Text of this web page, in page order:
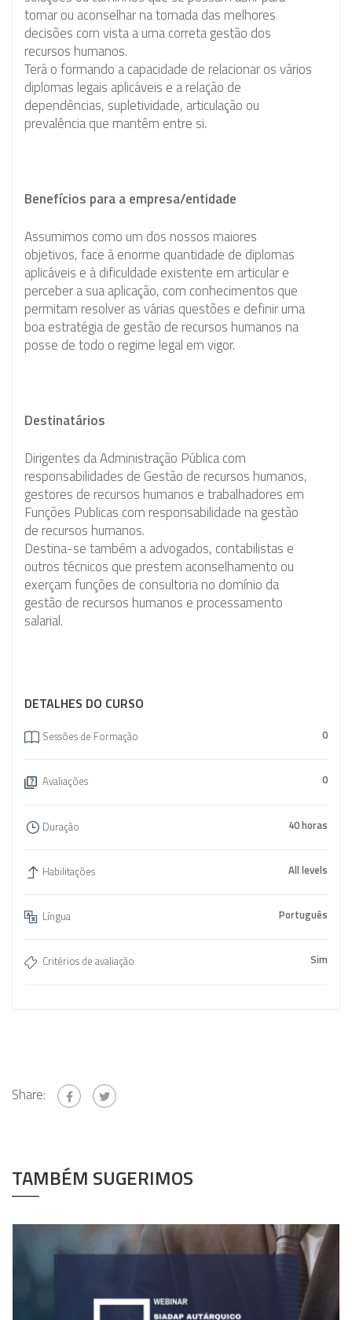
tomar ou aconselhar na tomada das melhores
decisões com vista a uma correta gestão dos
recursos humanos.
Terá o formando a capacidade de relacionar os vários
diplomas legais aplicáveis e a relação de
dependências, supletividade, articulação ou
prevalência que mantêm entre si.
Benefícios para a empresa/entidade
Assumimos como um dos nossos maiores
objetivos, face à enorme quantidade de diplomas
aplicáveis e à dificuldade existente em articular e
perceber a sua aplicação, com conhecimentos que
permitam resolver as várias questões e definir uma
boa estratégia de gestão de recursos humanos na
posse de todo o regime legal em vigor.
Destinatários
Dirigentes da Administração Pública com
responsabilidades de Gestão de recursos humanos,
gestores de recursos humanos e trabalhadores em
Funções Publicas com responsabilidade na gestão
de recursos humanos.
Destina-se também a advogados, contabilistas e
outros técnicos que prestem aconselhamento ou
exerçam funções de consultoria no domínio da
gestão de recursos humanos e processamento
salarial.
DETALHES DO CURSO
Sessões de Formação 0
Avaliações 0
Duração 40 horas
Habilitações All levels
Língua Português
Critérios de avaliação Sim
Share:
TAMBÉM SUGERIMOS